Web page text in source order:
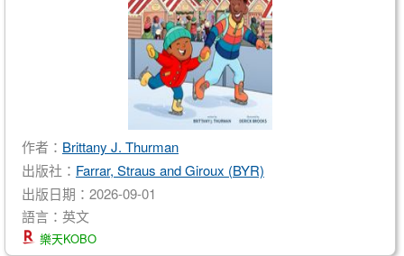
作者： Brittany J. Thurman
出版社： Farrar, Straus and Giroux (BYR)
出版日期：2026-09-01
語言：英文
樂天KOBO